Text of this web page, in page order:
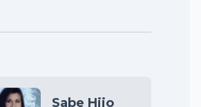
Sabe Hijo